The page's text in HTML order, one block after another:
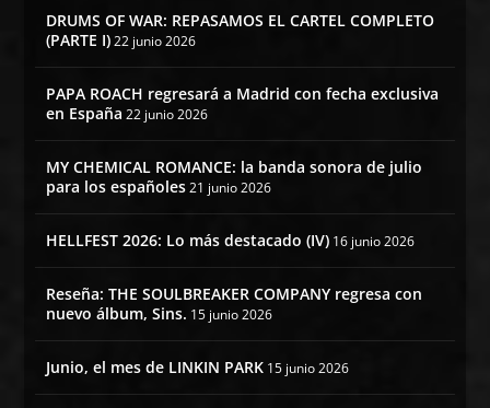
DRUMS OF WAR: REPASAMOS EL CARTEL COMPLETO
(PARTE I) 22 junio 2026
PAPA ROACH regresará a Madrid con fecha exclusiva
en España 22 junio 2026
MY CHEMICAL ROMANCE: la banda sonora de julio
para los españoles 21 junio 2026
HELLFEST 2026: Lo más destacado (IV) 16 junio 2026
Reseña: THE SOULBREAKER COMPANY regresa con
nuevo álbum, Sins. 15 junio 2026
Junio, el mes de LINKIN PARK 15 junio 2026